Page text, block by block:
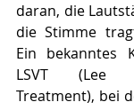
daran, die
die Stimme
Ein bekanntes
LSVT (Lee
Treatment), bei